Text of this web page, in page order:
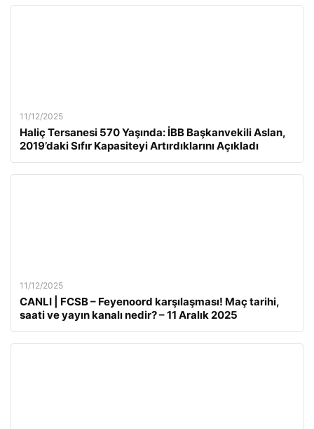
11/12/2025
Haliç Tersanesi 570 Yaşında: İBB Başkanvekili Aslan,
2019’daki Sıfır Kapasiteyi Artırdıklarını Açıkladı
11/12/2025
CANLI | FCSB – Feyenoord karşılaşması! Maç tarihi,
saati ve yayın kanalı nedir? – 11 Aralık 2025